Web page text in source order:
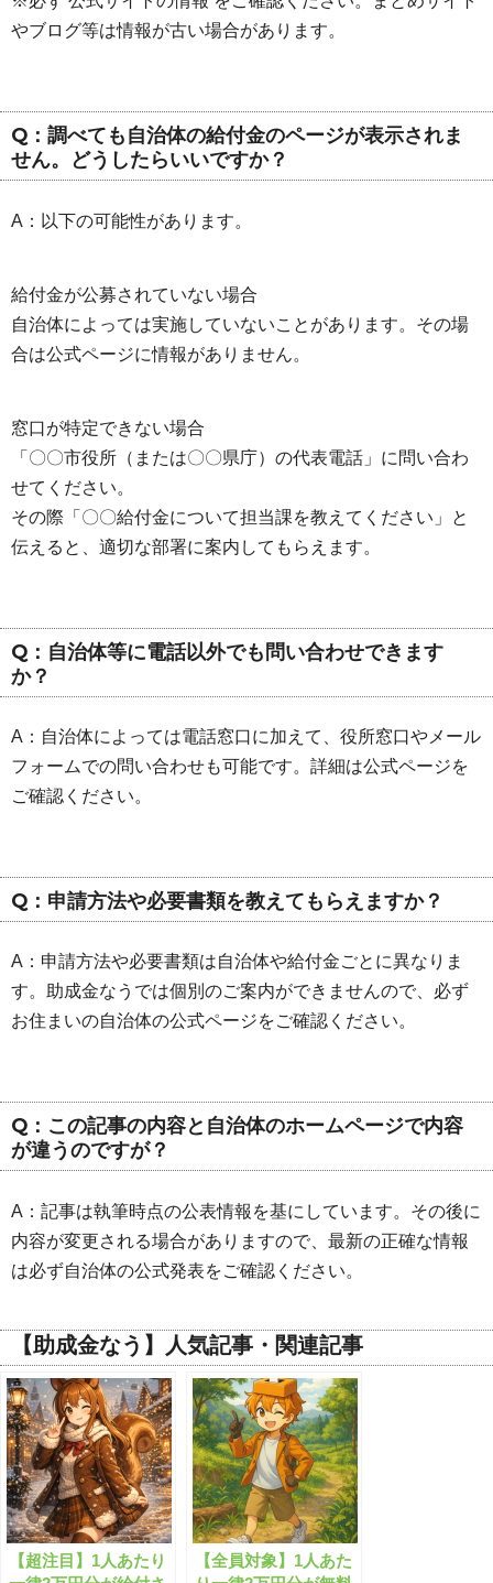
やブログ等は情報が古い場合があります。
Q：調べても自治体の給付金のページが表示されま
せん。どうしたらいいですか？
A：以下の可能性があります。
給付金が公募されていない場合
自治体によっては実施していないことがあります。その場
合は公式ページに情報がありません。
窓口が特定できない場合
「〇〇市役所（または〇〇県庁）の代表電話」に問い合わ
せてください。
その際「〇〇給付金について担当課を教えてください」と
伝えると、適切な部署に案内してもらえます。
Q：自治体等に電話以外でも問い合わせできます
か？
A：自治体によっては電話窓口に加えて、役所窓口やメール
フォームでの問い合わせも可能です。詳細は公式ページを
ご確認ください。
Q：申請方法や必要書類を教えてもらえますか？
A：申請方法や必要書類は自治体や給付金ごとに異なりま
す。助成金なうでは個別のご案内ができませんので、必ず
お住まいの自治体の公式ページをご確認ください。
Q：この記事の内容と自治体のホームページで内容
が違うのですが？
A：記事は執筆時点の公表情報を基にしています。その後に
内容が変更される場合がありますので、最新の正確な情報
は必ず自治体の公式発表をご確認ください。
【助成金なう】人気記事・関連記事
【超注目】1人あたり
【全員対象】1人あた